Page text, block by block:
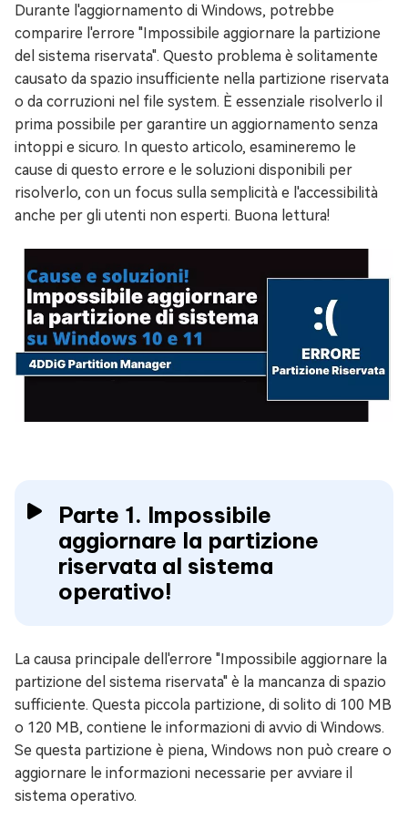
Durante l'aggiornamento di Windows, potrebbe
comparire l'errore "Impossibile aggiornare la partizione
del sistema riservata". Questo problema è solitamente
causato da spazio insufficiente nella partizione riservata
o da corruzioni nel file system. È essenziale risolverlo il
prima possibile per garantire un aggiornamento senza
intoppi e sicuro. In questo articolo, esamineremo le
cause di questo errore e le soluzioni disponibili per
risolverlo, con un focus sulla semplicità e l'accessibilità
anche per gli utenti non esperti. Buona lettura!
Parte 1. Impossibile
aggiornare la partizione
riservata al sistema
operativo!
La causa principale dell'errore "Impossibile aggiornare la
partizione del sistema riservata" è la mancanza di spazio
sufficiente. Questa piccola partizione, di solito di 100 MB
o 120 MB, contiene le informazioni di avvio di Windows.
Se questa partizione è piena, Windows non può creare o
aggiornare le informazioni necessarie per avviare il
sistema operativo.